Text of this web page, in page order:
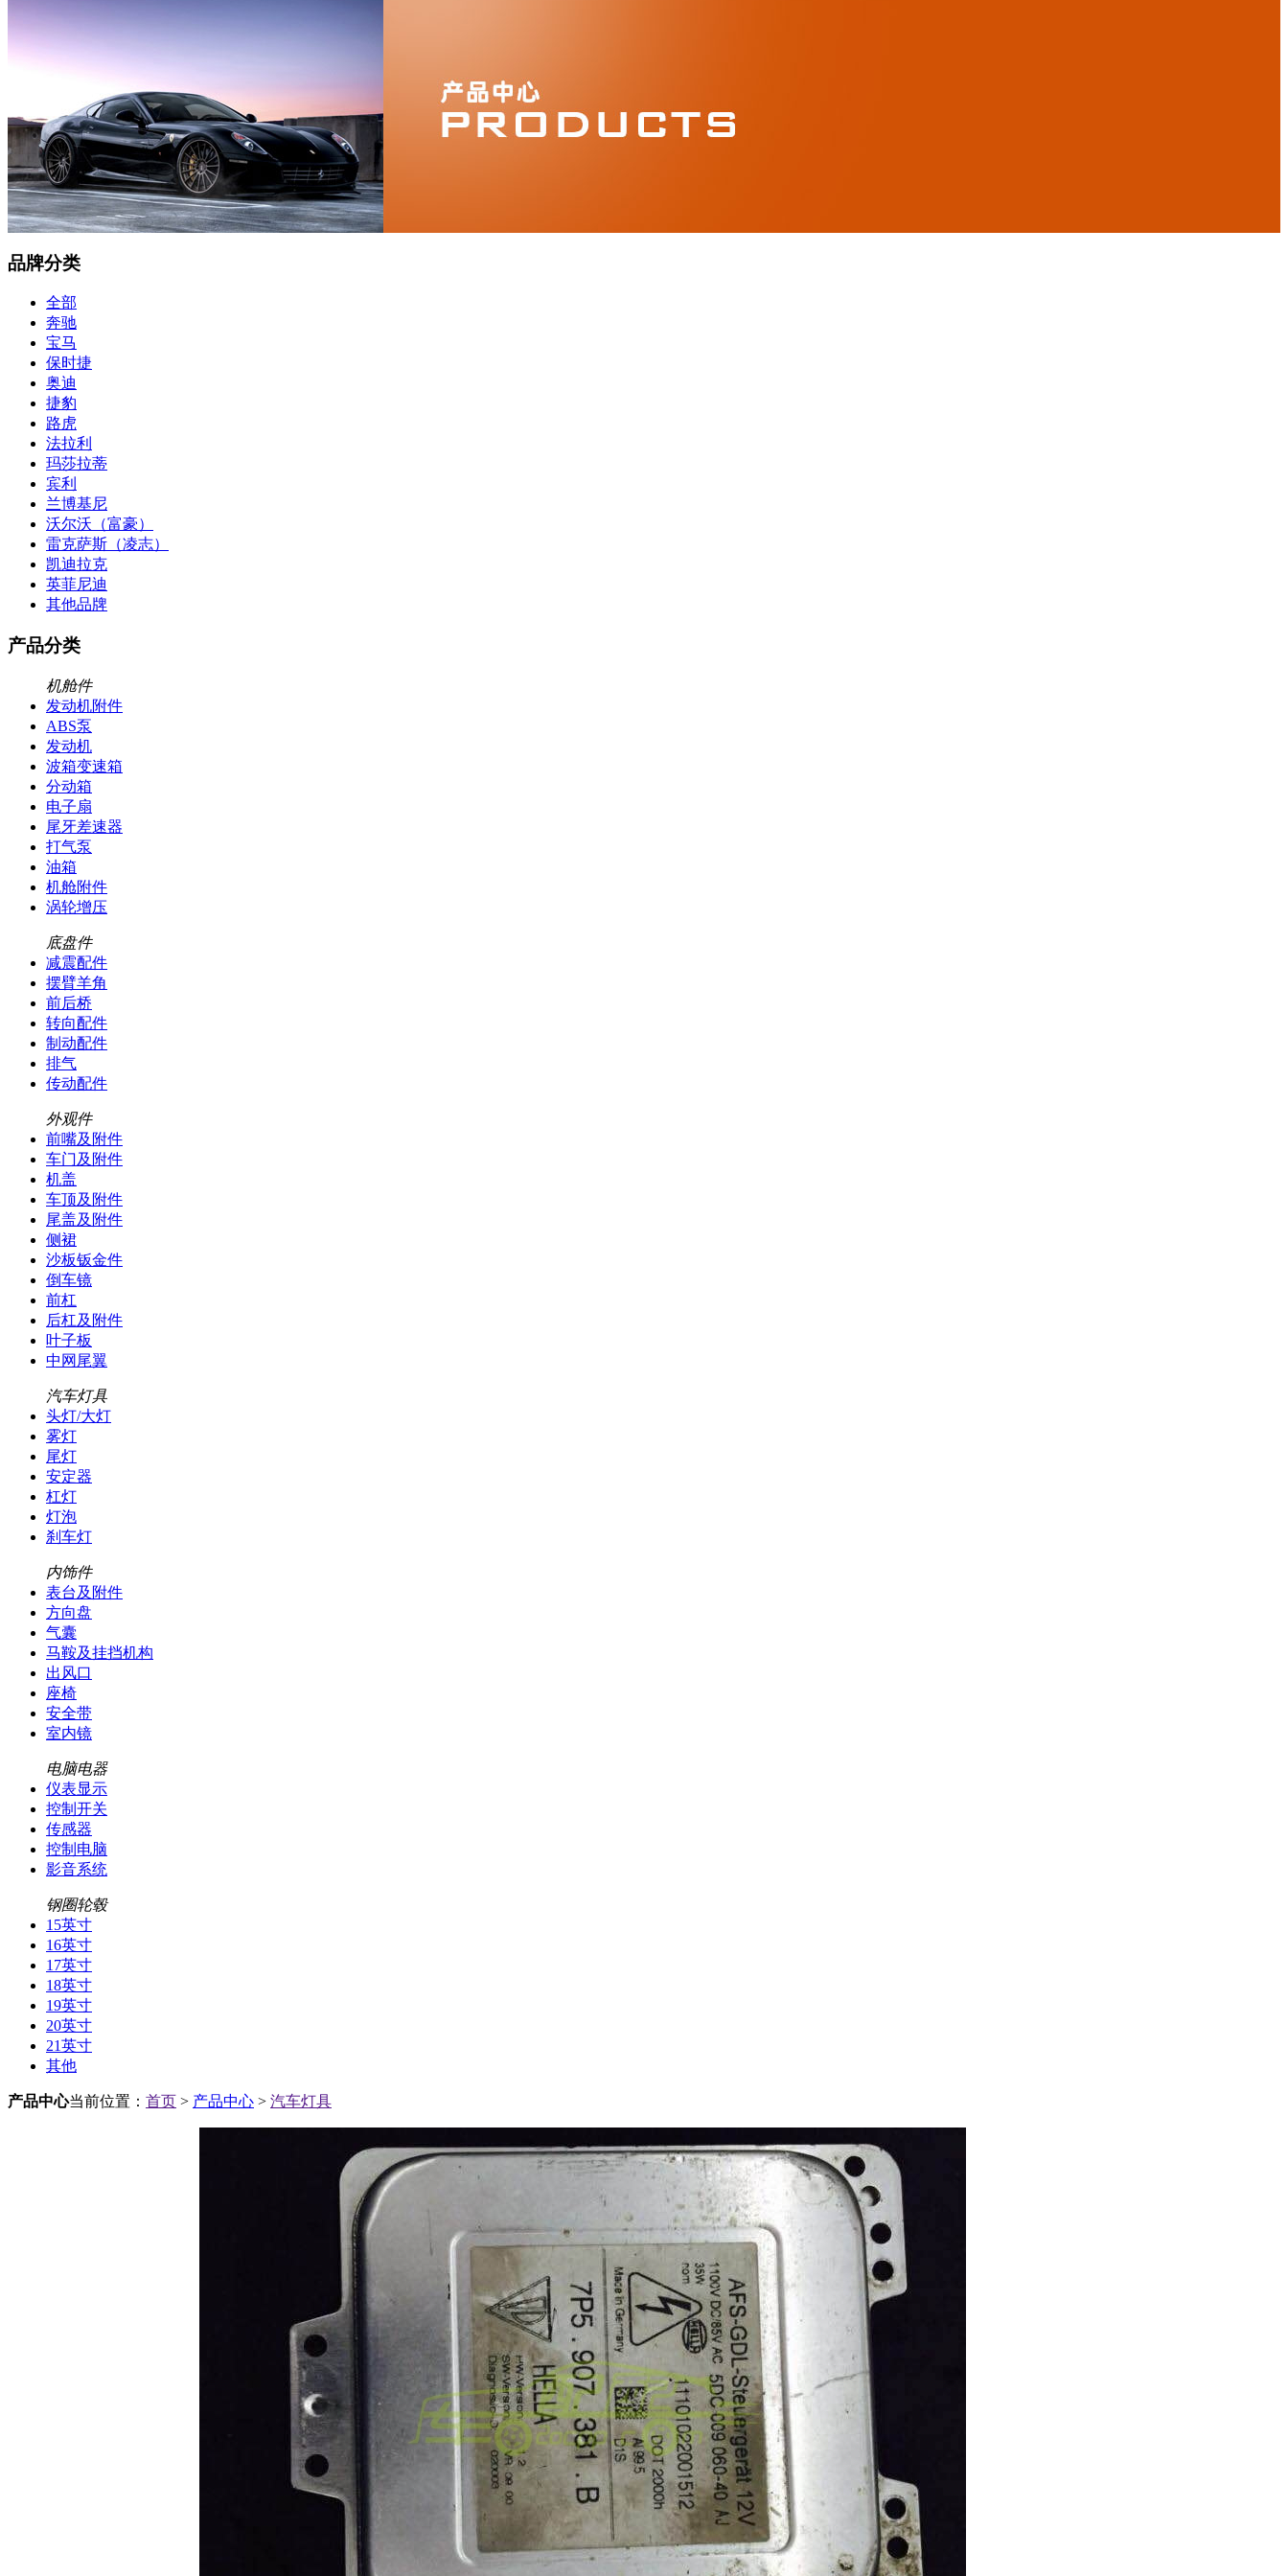
品牌分类
全部
奔驰
宝马
保时捷
奥迪
捷豹
路虎
法拉利
玛莎拉蒂
宾利
兰博基尼
沃尔沃（富豪）
雷克萨斯（凌志）
凯迪拉克
英菲尼迪
其他品牌
产品分类
机舱件
发动机附件
ABS泵
发动机
波箱变速箱
分动箱
电子扇
尾牙差速器
打气泵
油箱
机舱附件
涡轮增压
底盘件
减震配件
摆臂羊角
前后桥
转向配件
制动配件
排气
传动配件
外观件
前嘴及附件
车门及附件
机盖
车顶及附件
尾盖及附件
侧裙
沙板钣金件
倒车镜
前杠
后杠及附件
叶子板
中网尾翼
汽车灯具
头灯/大灯
雾灯
尾灯
安定器
杠灯
灯泡
刹车灯
内饰件
表台及附件
方向盘
气囊
马鞍及挂挡机构
出风口
座椅
安全带
室内镜
电脑电器
仪表显示
控制开关
传感器
控制电脑
影音系统
钢圈轮毂
15英寸
16英寸
17英寸
18英寸
19英寸
20英寸
21英寸
其他
产品中心当前位置： 首页 > 产品中心 > 汽车灯具